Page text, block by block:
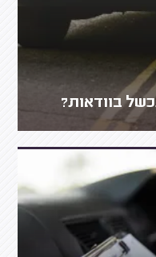
בוודאות?